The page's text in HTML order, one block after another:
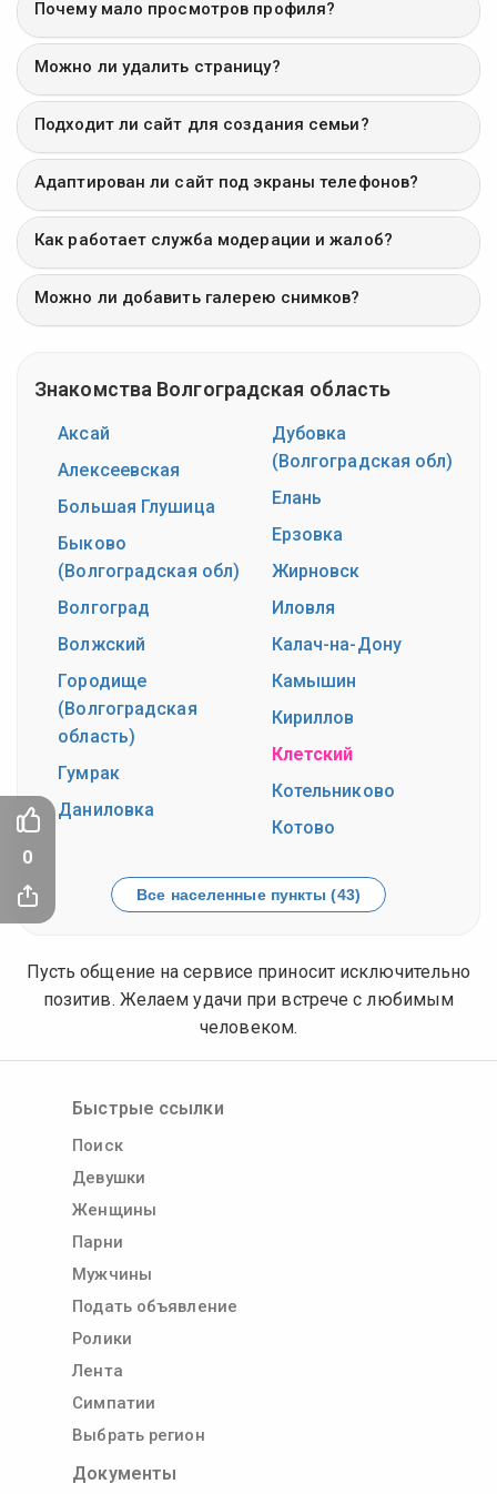
Почему мало просмотров профиля?
Можно ли удалить страницу?
Подходит ли сайт для создания семьи?
Адаптирован ли сайт под экраны телефонов?
Как работает служба модерации и жалоб?
Можно ли добавить галерею снимков?
Знакомства Волгоградская область
Аксай
Алексеевская
Большая Глушица
Быково
(Волгоградская обл)
Волгоград
Волжский
Городище
(Волгоградская
область)
Гумрак
Даниловка
Дубовка
(Волгоградская обл)
Елань
Ерзовка
Жирновск
Иловля
Калач-на-Дону
Камышин
Кириллов
Клетский
Котельниково
Котово
Все населенные пункты (43)
Пусть общение на сервисе приносит исключительно
позитив. Желаем удачи при встрече с любимым
человеком.
Быстрые ссылки
Поиск
Девушки
Женщины
Парни
Мужчины
Подать объявление
Ролики
Лента
Симпатии
Выбрать регион
Документы
0